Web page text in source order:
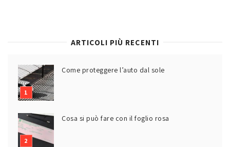
ARTICOLI PIÙ RECENTI
Come proteggere l’auto dal sole
Cosa si può fare con il foglio rosa